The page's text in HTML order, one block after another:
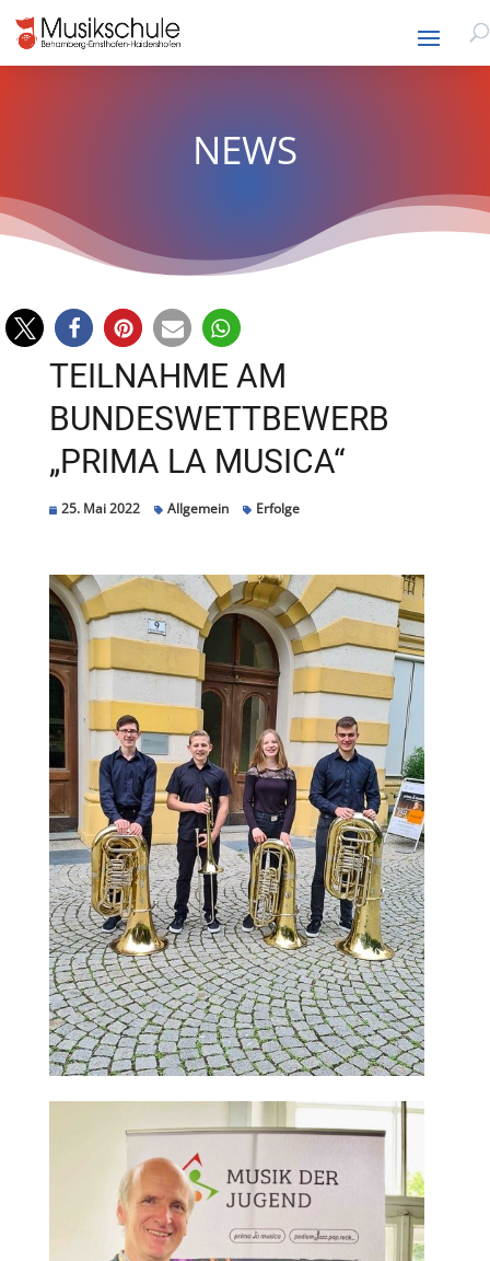
NEWS
TEILNAHME AM
BUNDESWETTBEWERB
„PRIMA LA MUSICA“
25. Mai 2022 Allgemein Erfolge